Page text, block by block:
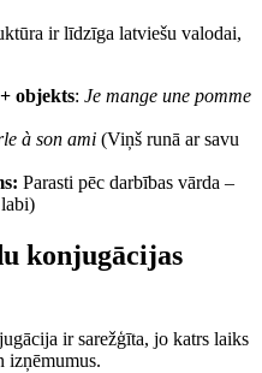
ir līdzīga latviešu valodai,
objekts: Je mange une pomme
à son ami (Viņš runā ar savu
Parasti pēc darbības vārda –
konjugācijas
ir sarežģīta, jo katrs laiks
izņēmumus.